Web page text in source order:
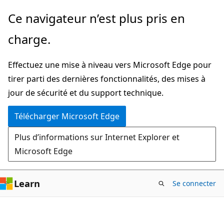
Passer
directement
au
principal
Ce navigateur n’est plus pris en
charge.
Effectuez une mise à niveau vers Microsoft Edge pour
tirer parti des dernières fonctionnalités, des mises à
jour de sécurité et du support technique.
Télécharger Microsoft Edge
Plus d’informations sur Internet Explorer et
Microsoft Edge
Learn Se connecter